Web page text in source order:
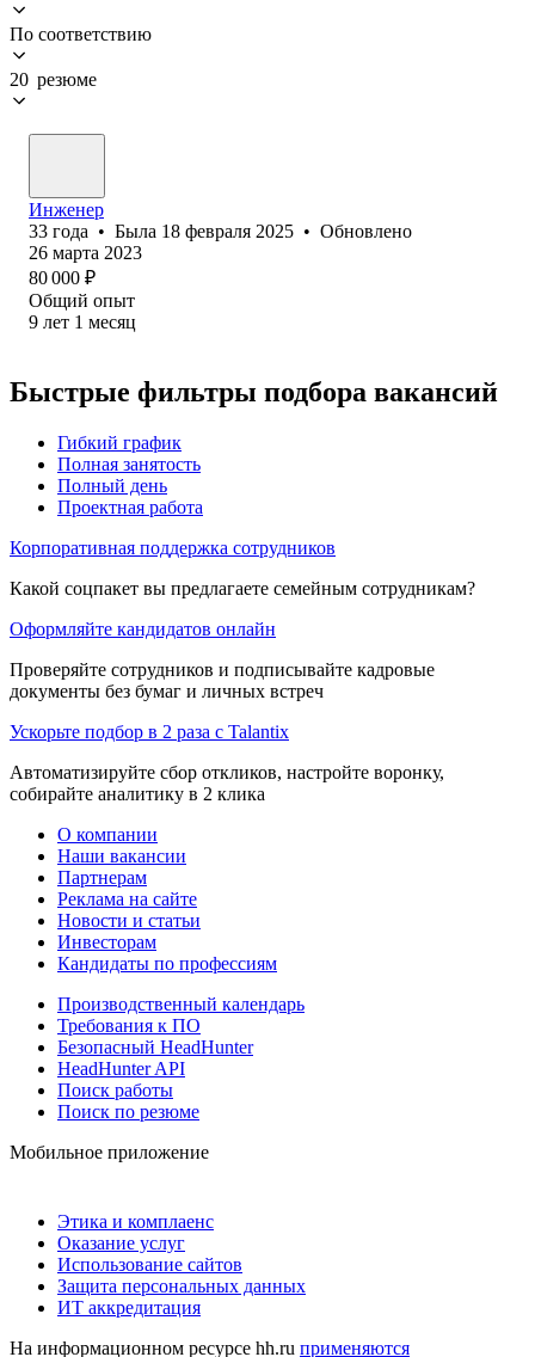
По соответствию
20 резюме
Инженер
33 года • Была 18 февраля 2025 • Обновлено
26 марта 2023
80 000 ₽
Общий опыт
9 лет 1 месяц
Быстрые фильтры подбора вакансий
Гибкий график
Полная занятость
Полный день
Проектная работа
Корпоративная поддержка сотрудников
Какой соцпакет вы предлагаете семейным сотрудникам?
Оформляйте кандидатов онлайн
Проверяйте сотрудников и подписывайте кадровые
документы без бумаг и личных встреч
Ускорьте подбор в 2 раза с Talantix
Автоматизируйте сбор откликов, настройте воронку,
собирайте аналитику в 2 клика
О компании
Наши вакансии
Партнерам
Реклама на сайте
Новости и статьи
Инвесторам
Кандидаты по профессиям
Производственный календарь
Требования к ПО
Безопасный HeadHunter
HeadHunter API
Поиск работы
Поиск по резюме
Мобильное приложение
Этика и комплаенс
Оказание услуг
Использование сайтов
Защита персональных данных
ИТ аккредитация
На информационном ресурсе hh.ru применяются